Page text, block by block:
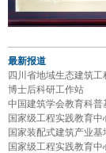
最新报道
四川省地域生态建筑
博士后科研工作站
中国建筑学会教育科普
国家级工程实践教育中
国家装配式建筑产业基
国家级工程实践教育中